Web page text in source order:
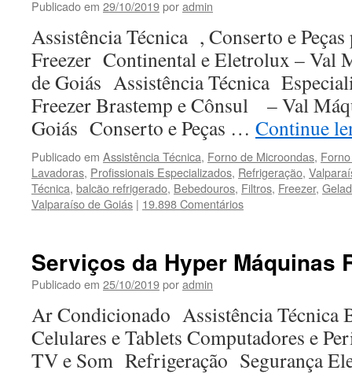
Publicado em 29/10/2019poradmin
Assistência Técnica , Conserto e Peças
Freezer Continental e Eletrolux – Val
de Goiás Assistência Técnica
Freezer Brastemp e Cônsul – Val
Goiás Conserto e Peças … Continue
Publicado em Assistência Técnica, Forno de Microondas,
Lavadoras, Profissionais Especializados, Refrigeração,
Técnica, balcão refrigerado, Bebedouros, Filtros, Freezer,
Valparaíso de Goiás | 19.898 Comentários
Serviços da Hyper Máquinas
Publicado em 25/10/2019poradmin
Ar Condicionado Assistência Técnica
Celulares e Tablets Computadores e
TV e Som Refrigeração Segurança